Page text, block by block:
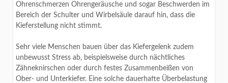
Ohrenschmerzen Ohrengeräusche und sogar Beschwerden im
Bereich der Schulter und Wirbelsäule darauf hin, dass die
Kieferstellung nicht stimmt.
Sehr viele Menschen bauen über das Kiefergelenk zudem
unbewusst Stress ab, beispielsweise durch nächtliches
Zähneknirschen oder durch festes Zusammenbeißen von
Ober- und Unterkiefer. Eine solche dauerhafte Überbelastung